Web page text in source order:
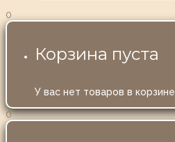
0
Корзина пуста
У вас нет товаров в корзине
0